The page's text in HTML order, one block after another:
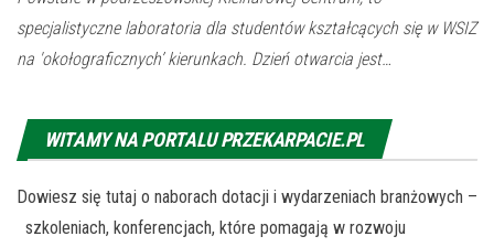
specjalistyczne laboratoria dla studentów kształcących się w WSIZ
na 'okołograficznych’ kierunkach. Dzień otwarcia jest…
WITAMY NA PORTALU PRZEKARPACIE.PL
Dowiesz się tutaj o naborach dotacji i wydarzeniach branżowych –
szkoleniach, konferencjach, które pomagają w rozwoju